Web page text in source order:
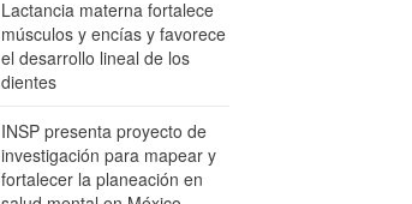
Lactancia materna fortalece
músculos y encías y favorece
el desarrollo lineal de los
dientes
INSP presenta proyecto de
investigación para mapear y
fortalecer la planeación en